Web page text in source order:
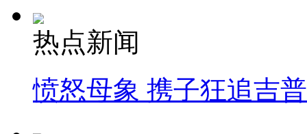
热点新闻
愤怒母象 携子狂追吉